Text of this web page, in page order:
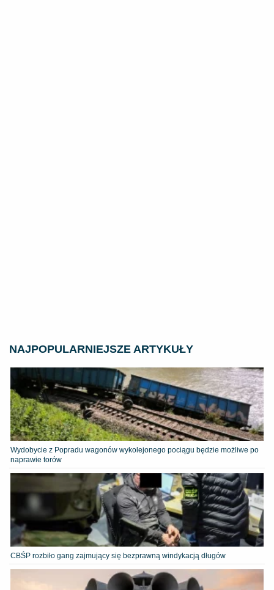
NAJPOPULARNIEJSZE ARTYKUŁY
Wydobycie z Popradu wagonów wykolejonego pociągu będzie możliwe po
naprawie torów
CBŚP rozbiło gang zajmujący się bezprawną windykacją długów